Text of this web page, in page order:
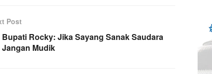
Post
Bupati Rocky: Jika Sayang Sanak Saudara
Jangan Mudik